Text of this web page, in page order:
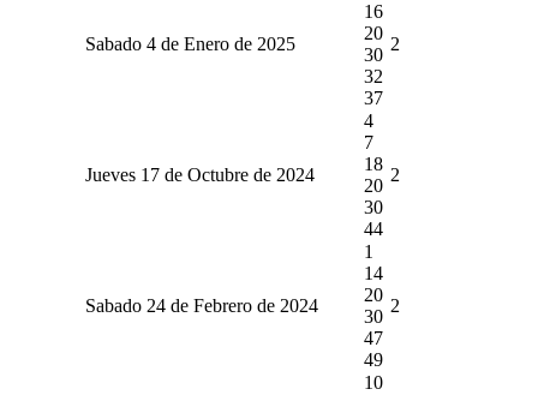
Sabado 4 de Enero de 2025
16
20
30
32
37
2
Jueves 17 de Octubre de 2024
4
7
18
20
30
44
2
Sabado 24 de Febrero de 2024
1
14
20
30
47
49
2
10